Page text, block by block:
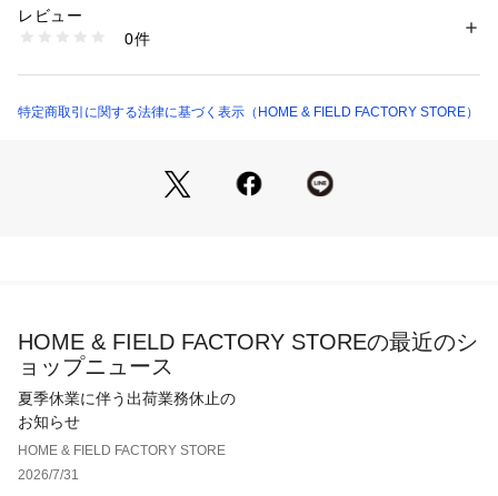
同じ形の異なる柄を検索される場合は『ハイフン以降のアルフ
例：『コレール　J106』
商品番号：
CP-9181 （ショップ）
レビュー
0件
特定商取引に関する法律に基づく表示（HOME & FIELD FACTORY STORE）
HOME & FIELD FACTORY STOREの最近のシ
ョップニュース
夏季休業に伴う出荷業務休止の
お知らせ
HOME & FIELD FACTORY STORE
2026/7/31